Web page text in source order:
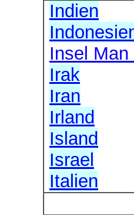
Indien
Insel
Irak
Iran
Irland
Island
Israel
Italien